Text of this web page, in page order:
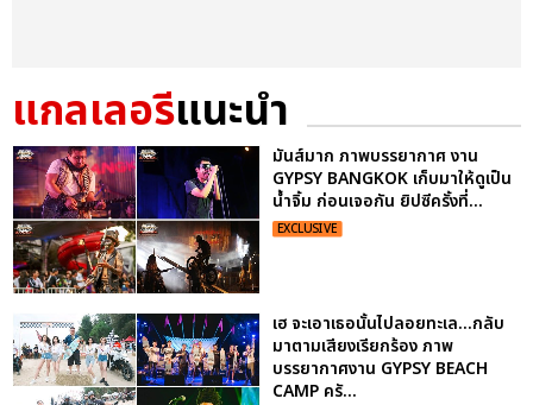
แกลเลอรีแนะนำ
มันส์มาก ภาพบรรยากาศ งาน
GYPSY BANGKOK เก็บมาให้ดูเป็น
น้ำจิ้ม ก่อนเจอกัน ยิปซีครั้งที่...
EXCLUSIVE
เฮ จะเอาเธอนั้นไปลอยทะเล...กลับ
มาตามเสียงเรียกร้อง ภาพ
บรรยากาศงาน GYPSY BEACH
CAMP ครั...